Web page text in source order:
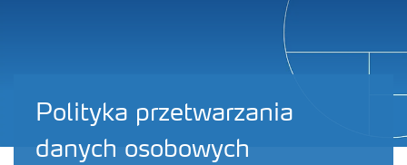
Polityka przetwarzania
danych osobowych